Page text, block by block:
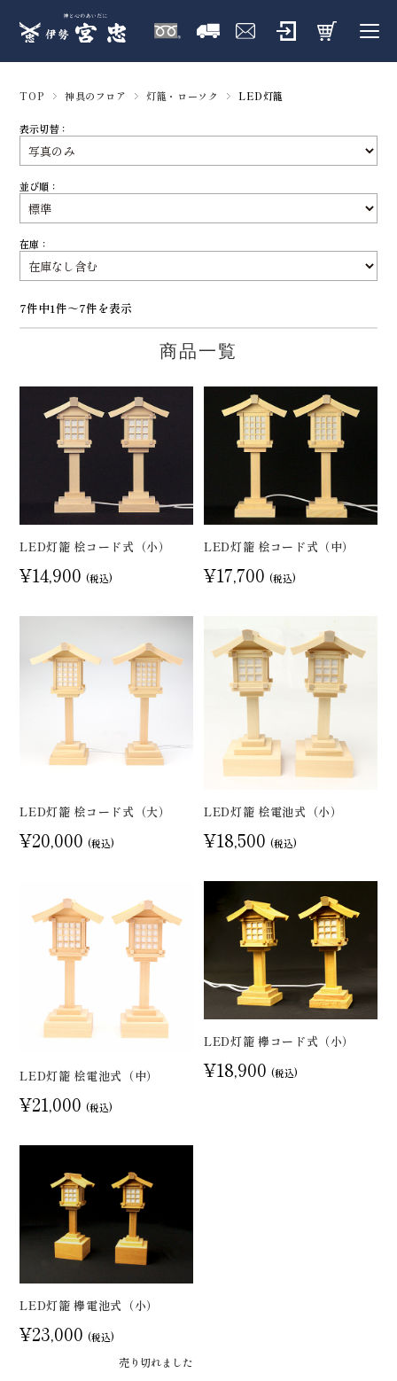
TOP 神具のフロア 灯籠・ローソク LED灯籠
表示切替：
並び順：
在庫：
7件中1件～7件を表示
商品一覧
LED灯籠 桧コード式（小）
¥14,900 (税込)
LED灯籠 桧コード式（中）
¥17,700 (税込)
LED灯籠 桧コード式（大）
¥20,000 (税込)
LED灯籠 桧電池式（小）
¥18,500 (税込)
LED灯籠 桧電池式（中）
¥21,000 (税込)
LED灯籠 欅コード式（小）
¥18,900 (税込)
LED灯籠 欅電池式（小）
¥23,000 (税込)
売り切れました